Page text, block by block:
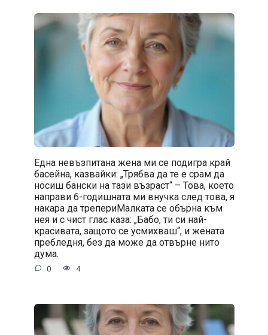
Една невъзпитана жена ми се подигра край
басейна, казвайки: „Трябва да те е срам да
носиш бански на тази възраст“ – Това, което
направи 6-годишната ми внучка след това, я
накара да трепериМалката се обърна към
нея и с чист глас каза: „Бабо, ти си най-
красивата, защото се усмихваш“, и жената
пребледня, без да може да отвърне нито
дума.
0 4